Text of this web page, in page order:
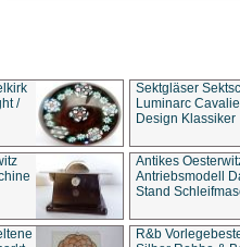
/
Sektgläser
Luminarc
Design Klassiker
Antikes
Antriebsmodell
Stand
R&b